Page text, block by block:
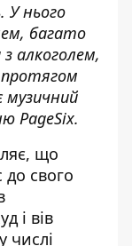
У нього
багато
алкоголем,
протягом
музичний
PageSix.
що
свого
і вів
числі